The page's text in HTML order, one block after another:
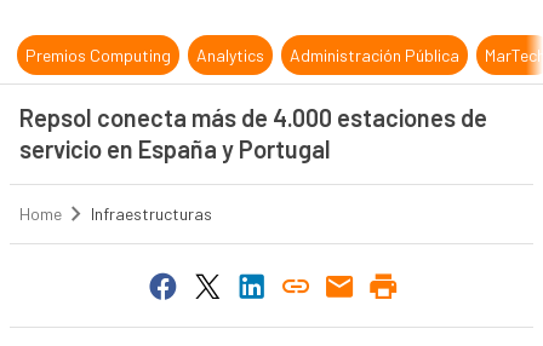
Premios Computing Analytics Administración Pública
Repsol conecta más de 4.000 estaciones de
servicio en España y Portugal
Home Infraestructuras